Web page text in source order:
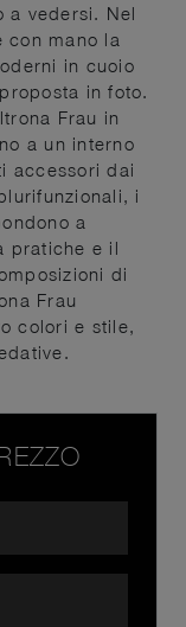
a vedersi. Nel
con mano la
in cuoio
in foto.
Frau in
a un interno
accessori dai
i
a
pratiche e il
di
Frau
colori e stile,